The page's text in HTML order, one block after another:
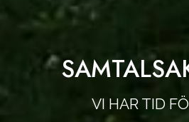
VI HAR TID